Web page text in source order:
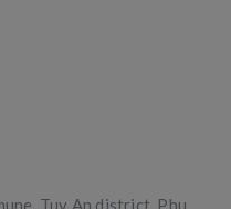
Tuy An district, Phu